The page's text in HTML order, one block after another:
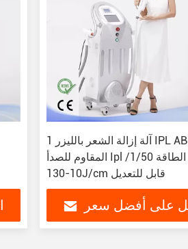
1 آلة إزالة الشعر بالليزر IPL ABS الفولاذ
المقاوم للصدأ Ipl كثافة الطاقة 1/50/
10-130J/cm قابل للتعديل
على أفضل سعر